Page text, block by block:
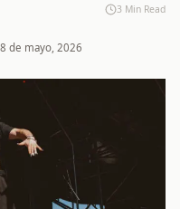
3 Min Read
de mayo, 2026